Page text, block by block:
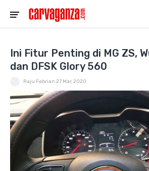
Ini Fitur Penting di MG ZS,
dan DFSK Glory 560
Raju Febrian 27 Mar, 2020